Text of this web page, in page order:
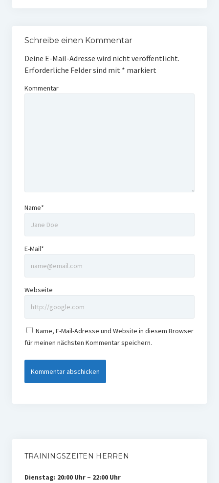
Schreibe einen Kommentar
Deine E-Mail-Adresse wird nicht veröffentlicht.
Erforderliche Felder sind mit * markiert
Kommentar
Name*
E-Mail*
Webseite
Name, E-Mail-Adresse und Website in diesem Browser
für meinen nächsten Kommentar speichern.
TRAININGSZEITEN HERREN
Dienstag: 20:00 Uhr – 22:00 Uhr